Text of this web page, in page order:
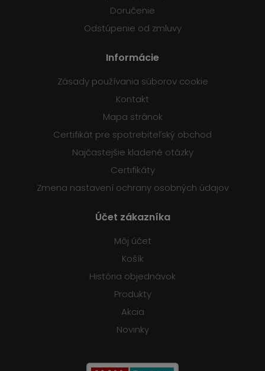
Doručenie
Odstúpenie od zmluvy
Informácie
Zásady používania súborov cookie
Kontakt
Mapa stránok
Certifikát pre spotrebiteľský obchod
Najčastejšie kladené otázky
Certifikáty
Zmena nastavení ochrany osobných údajov
Účet zákazníka
Môj účet
Košík
História objednávok
Produkty
Akcia
Novinky